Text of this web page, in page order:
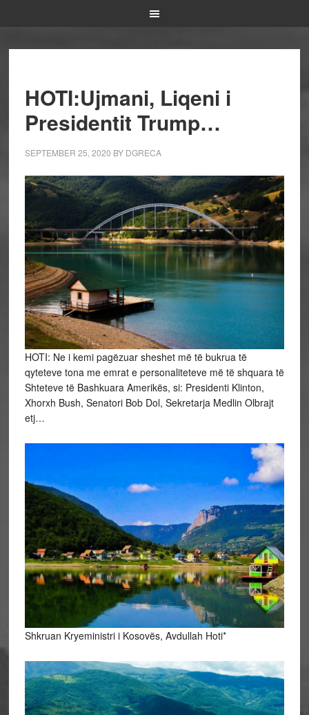
HOTI:Ujmani, Liqeni i
Presidentit Trump…
SEPTEMBER 25, 2020 BY DGRECA
HOTI: Ne i kemi pagëzuar sheshet më të bukrua të
qyteteve tona me emrat e personaliteteve më të shquara të
Shteteve të Bashkuara Amerikës, si: Presidenti Klinton,
Xhorxh Bush, Senatori Bob Dol, Sekretarja Medlin Olbrajt
etj…
Shkruan Kryeministri i Kosovës, Avdullah Hoti*